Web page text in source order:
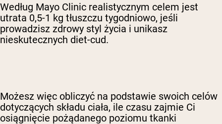
Według Mayo Clinic realistycznym celem jest
utrata 0,5-1 kg tłuszczu tygodniowo, jeśli
prowadzisz zdrowy styl życia i unikasz
nieskutecznych diet-cud.
Możesz więc obliczyć na podstawie swoich celów
dotyczących składu ciała, ile czasu zajmie Ci
osiągnięcie pożądanego poziomu tkanki